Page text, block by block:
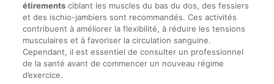
étirementsciblant les muscles du bas du dos, des fessiers
et des ischio-jambiers sont recommandés. Ces activités
contribuent à améliorer la flexibilité, à réduire les tensions
musculaires et à favoriser la circulation sanguine.
Cependant, il est essentiel de consulter un professionnel
de la santé avant de commencer un nouveau régime
d’exercice.